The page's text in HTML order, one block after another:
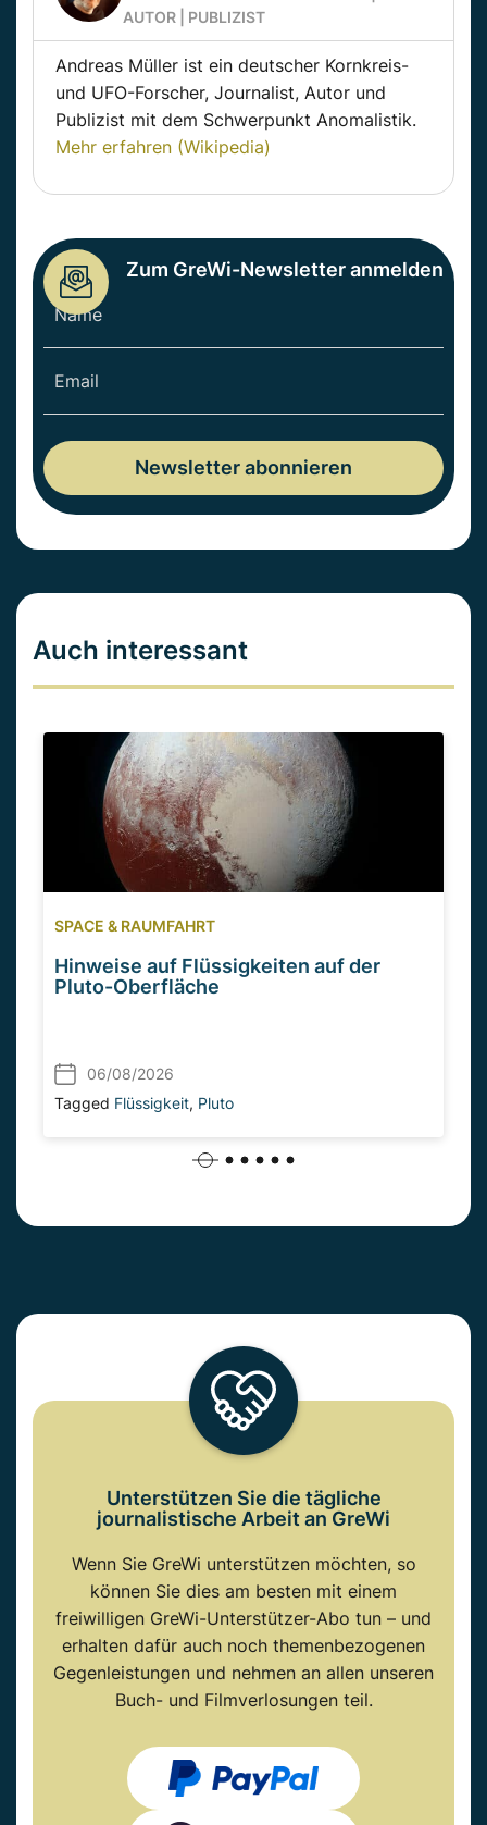
AUTOR | PUBLIZIST
Andreas Müller ist ein deutscher Kornkreis-
und UFO-Forscher, Journalist, Autor und
Publizist mit dem Schwerpunkt Anomalistik.
Mehr erfahren (Wikipedia)
Zum GreWi-Newsletter anmelden
Auch interessant
SPACE & RAUMFAHRT
Hinweise auf Flüssigkeiten auf der
Pluto-Oberfläche
06/08/2026
Tagged Flüssigkeit, Pluto
Unterstützen Sie die tägliche
journalistische Arbeit an GreWi
Wenn Sie GreWi unterstützen möchten, so
können Sie dies am besten mit einem
freiwilligen GreWi-Unterstützer-Abo tun – und
erhalten dafür auch noch themenbezogenen
Gegenleistungen und nehmen an allen unseren
Buch- und Filmverlosungen teil.